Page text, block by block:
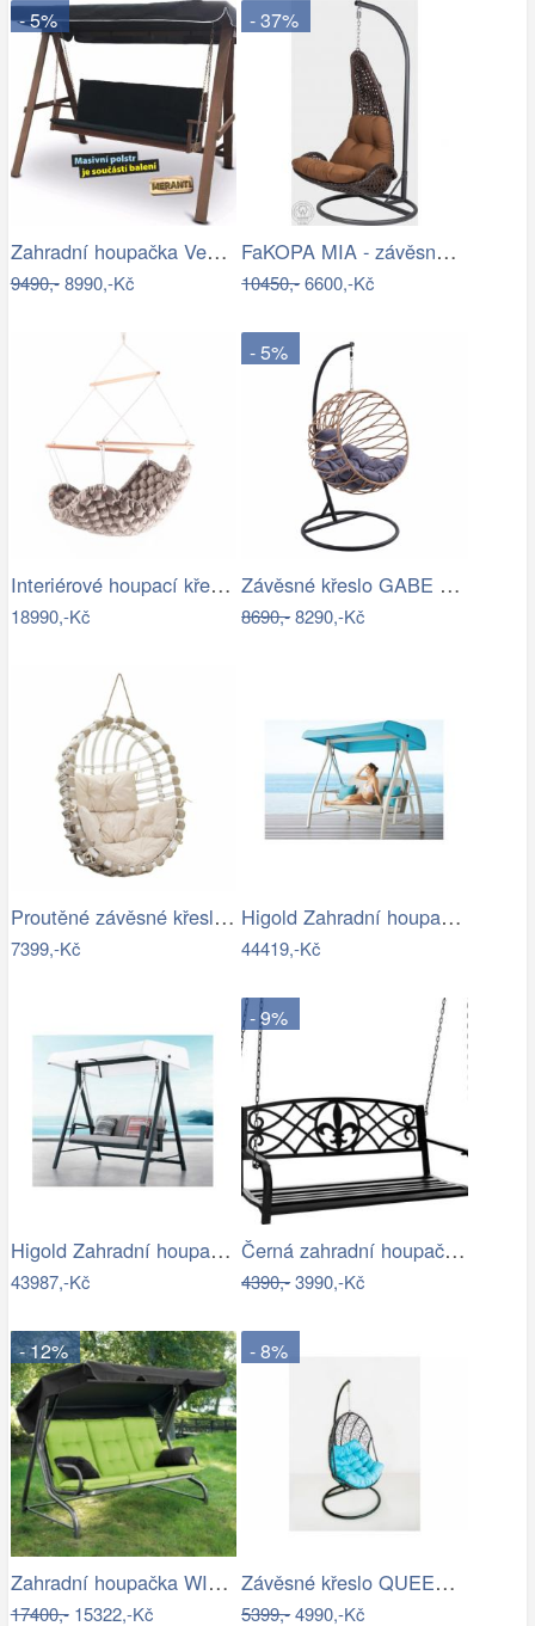
- 5%
Zahradní houpačka VeGA BAHARA Mdum
9490,-8990,-Kč
- 37%
FaKOPA MIA - závěsné křeslo z ratanu…
10450,-6600,-Kč
Interiérové houpací křeslo Swingy In…
18990,-Kč
- 5%
Závěsné křeslo GABE Tempo Kondela
8690,-8290,-Kč
Proutěné závěsné křeslo Lena, bílý rám…
7399,-Kč
Higold Zahradní houpačka HIGOLD Nofi…
44419,-Kč
Higold Zahradní houpačka HIGOLD Emoti
43987,-Kč
- 9%
Černá zahradní houpačka Ameli
4390,-3990,-Kč
- 12%
Zahradní houpačka WIENN - GD
17400,-15322,-Kč
- 8%
Závěsné křeslo QUEEN, modrý sedák
5399,-4990,-Kč